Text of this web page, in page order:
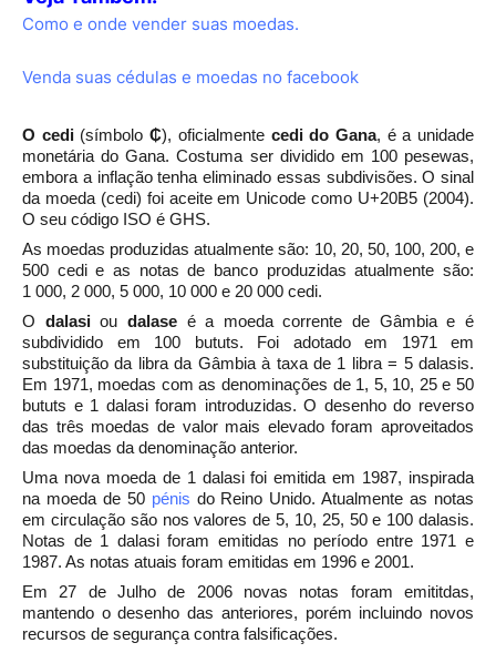
Como e onde vender suas moedas.
Venda suas cédulas e moedas no facebook
O cedi (símbolo ₵), oficialmente cedi do Gana, é a unidade
monetária do Gana. Costuma ser dividido em 100 pesewas,
embora a inflação tenha eliminado essas subdivisões. O sinal
da moeda (cedi) foi aceite em Unicode como U+20B5 (2004).
O seu código ISO é GHS.
As moedas produzidas atualmente são: 10, 20, 50, 100, 200, e
500 cedi e as notas de banco produzidas atualmente são:
1 000, 2 000, 5 000, 10 000 e 20 000 cedi.
O dalasi ou dalase é a moeda corrente de Gâmbia e é
subdividido em 100 bututs. Foi adotado em
1971
em
substituição da libra da Gâmbia à taxa de 1 libra = 5 dalasis.
Em 1971, moedas com as denominações de 1, 5, 10, 25 e 50
bututs e 1 dalasi foram introduzidas. O desenho do reverso
das três moedas de valor mais elevado foram aproveitados
das moedas da denominação anterior.
Uma nova moeda de 1 dalasi foi emitida em 1987, inspirada
na moeda de 50 pénis do Reino Unido. Atualmente as notas
em circulação são nos valores de 5, 10, 25, 50 e 100 dalasis.
Notas de 1 dalasi foram emitidas no período entre 1971 e
1987. As notas atuais foram emitidas em 1996 e 2001.
Em
27 de Julho de 2006
novas notas foram emititdas,
mantendo o desenho das anteriores, porém incluindo novos
recursos de segurança contra falsificações.